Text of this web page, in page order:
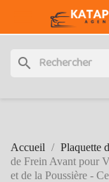
search
Accueil Plaquette
de Frein Avant pour
et de la Poussière -